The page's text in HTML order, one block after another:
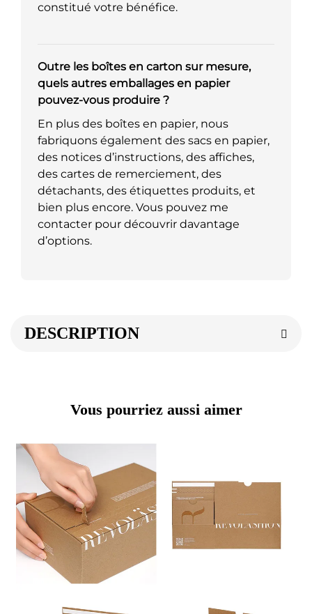
constitué votre bénéfice.
Outre les boîtes en carton sur mesure,
quels autres emballages en papier
pouvez-vous produire ?
En plus des boîtes en papier, nous
fabriquons également des sacs en papier,
des notices d’instructions, des affiches,
des cartes de remerciement, des
détachants, des étiquettes produits, et
bien plus encore. Vous pouvez me
contacter pour découvrir davantage
d’options.
DESCRIPTION
Vous pourriez aussi aimer